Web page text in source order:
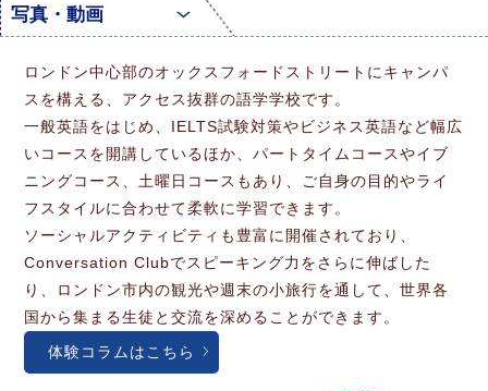
写真・動画
ロンドン中心部のオックスフォードストリートにキャンパ
スを構える、アクセス抜群の語学学校です。
一般英語をはじめ、IELTS試験対策やビジネス英語など幅広
いコースを開講しているほか、パートタイムコースやイブ
ニングコース、土曜日コースもあり、ご自身の目的やライ
フスタイルに合わせて柔軟に学習できます。
ソーシャルアクティビティも豊富に開催されており、
Conversation Clubでスピーキング力をさらに伸ばした
り、ロンドン市内の観光や週末の小旅行を通して、世界各
国から集まる生徒と交流を深めることができます。
体験コラムはこちら